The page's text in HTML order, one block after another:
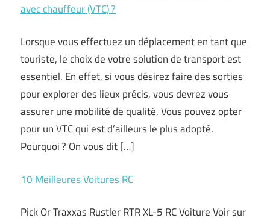
avec chauffeur (VTC) ?
Lorsque vous effectuez un déplacement en tant que
touriste, le choix de votre solution de transport est
essentiel. En effet, si vous désirez faire des sorties
pour explorer des lieux précis, vous devrez vous
assurer une mobilité de qualité. Vous pouvez opter
pour un VTC qui est d’ailleurs le plus adopté.
Pourquoi ? On vous dit […]
10 Meilleures Voitures RC
Pick Or Traxxas Rustler RTR XL-5 RC Voiture Voir sur